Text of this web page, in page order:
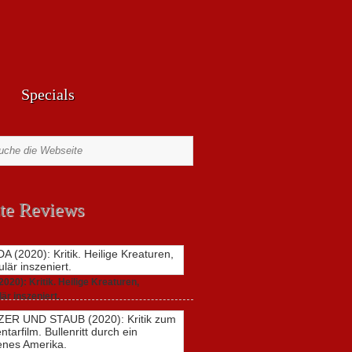
Specials
Reviews
Kritik. Heilige Kreaturen,
inszeniert.
GUNDA
(2020):
Kritik.